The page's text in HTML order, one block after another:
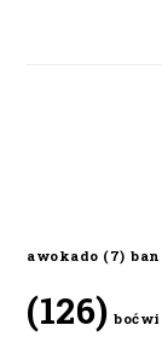
awokado (7)
(126)